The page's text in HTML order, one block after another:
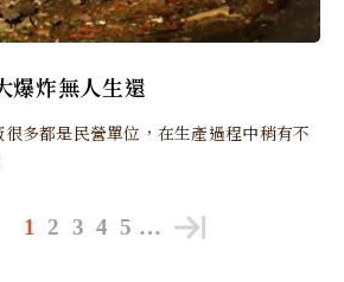
爆炸無人生還
多都是民營單位，在生產過程中稍有不
1 2 3 4 5 …